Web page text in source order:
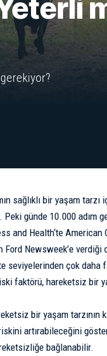
sağlıklı bir yaşam
günde 10.000 adım
and Health‘te
Ford Newsweek’e
seviyelerinden çok daha
faktörü, hareketsiz bir
bir yaşam
artırabileceğini
bağlanabilir.